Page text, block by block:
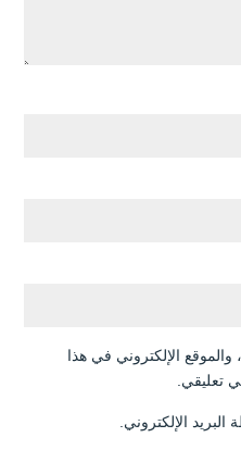
الإلكتروني في هذا
تعليقي.
الإلكتروني.